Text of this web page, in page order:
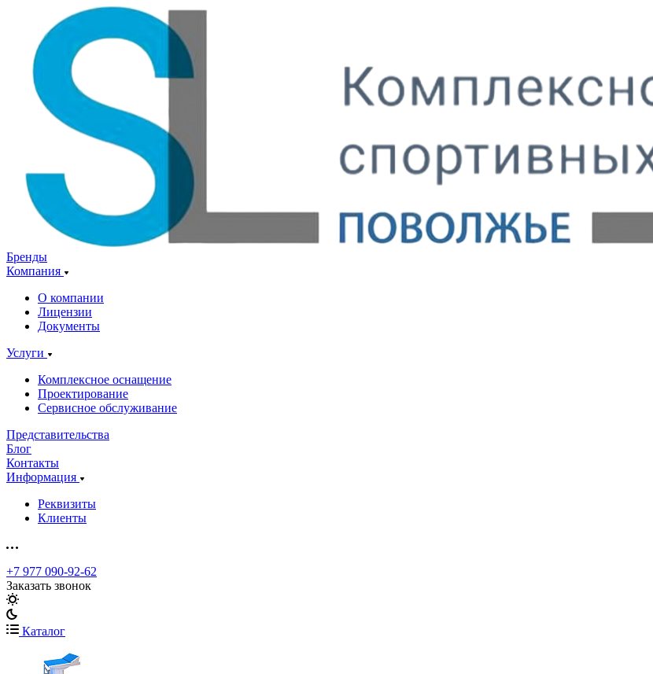
Бренды
Компания
О компании
Лицензии
Документы
Услуги
Комплексное оснащение
Проектирование
Сервисное обслуживание
Представительства
Блог
Контакты
Информация
Реквизиты
Клиенты
+7 977 090-92-62
Заказать звонок
Каталог